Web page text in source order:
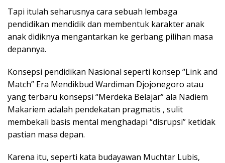
Tapi itulah seharusnya cara sebuah lembaga
pendidikan mendidik dan membentuk karakter anak
anak didiknya mengantarkan ke gerbang pilihan masa
depannya.
Konsepsi pendidikan Nasional seperti konsep “Link and
Match” Era Mendikbud Wardiman Djojonegoro atau
yang terbaru konsepsi “Merdeka Belajar” ala Nadiem
Makariem adalah pendekatan pragmatis , sulit
membekali basis mental menghadapi “disrupsi” ketidak
pastian masa depan.
Karena itu, seperti kata budayawan Muchtar Lubis,